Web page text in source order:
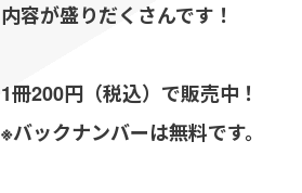
内容が盛りだくさんです！
1冊200円（税込）で販売中！
※バックナンバーは無料です。